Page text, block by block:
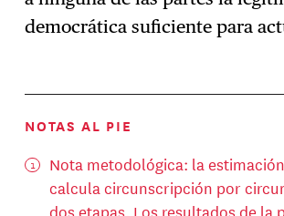
democrática suficiente para
NOTAS AL PIE
Nota metodológica: la
calcula circunscripción por
dos etapas. Los resultados de la